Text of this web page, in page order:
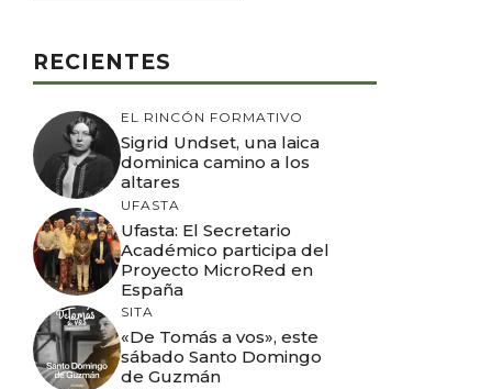
RECIENTES
EL RINCÓN FORMATIVO
Sigrid Undset, una laica
dominica camino a los
altares
UFASTA
Ufasta: El Secretario
Académico participa del
Proyecto MicroRed en
España
SITA
«De Tomás a vos», este
sábado Santo Domingo
de Guzmán